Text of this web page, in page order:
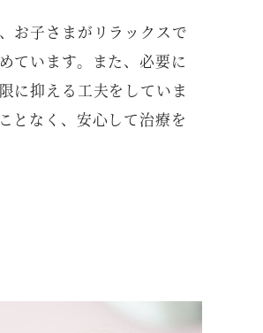
お子さまがリラックスで
ています。また、必要に
に抑える工夫をしていま
となく、安心して治療を